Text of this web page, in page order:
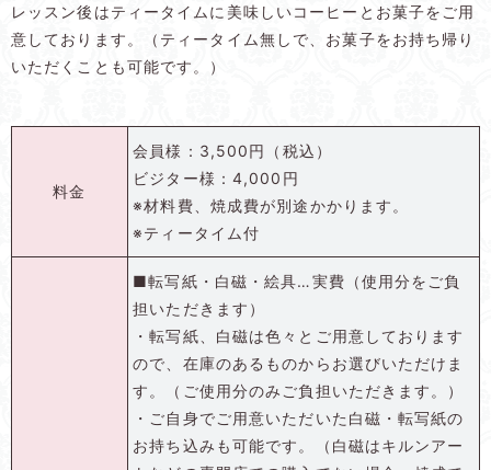
レッスン後はティータイムに美味しいコーヒーとお菓子をご用
意しております。（ティータイム無しで、お菓子をお持ち帰り
いただくことも可能です。）
料金
会員様：3,500円（税込）
ビジター様：4,000円
※材料費、焼成費が別途かかります。
※ティータイム付
■転写紙・白磁・絵具…実費（使用分をご負
担いただきます）
・転写紙、白磁は色々とご用意しております
ので、在庫のあるものからお選びいただけま
す。（ご使用分のみご負担いただきます。）
・ご自身でご用意いただいた白磁・転写紙の
お持ち込みも可能です。（白磁はキルンアー